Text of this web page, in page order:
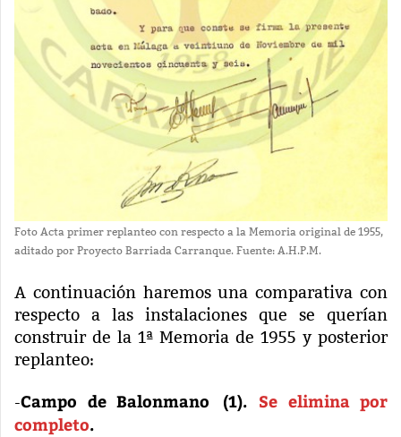
Foto Acta primer replanteo con respecto a la Memoria original de 1955,
aditado por Proyecto Barriada Carranque. Fuente: A.H.P.M.
A continuación haremos una comparativa con
respecto a las instalaciones que se querían
construir de la 1ª Memoria de 1955 y posterior
replanteo:
-Campo de Balonmano (1). Se elimina por
completo.